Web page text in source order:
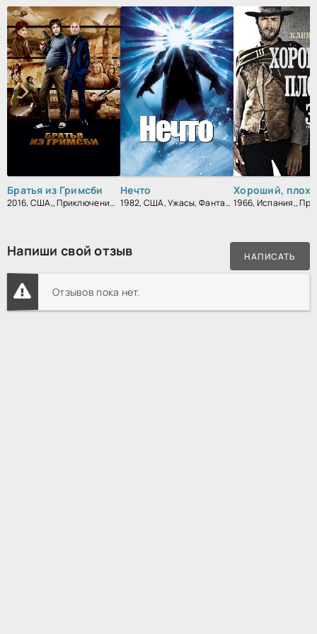
Братья из Гримсби
2016, США,, Приключения, Комедия, Боевик, Зарубежный
Нечто
1982, США, Ужасы, Фантастика, Детектив
Напиши свой отзыв НАПИСАТЬ
Отзывов пока нет.